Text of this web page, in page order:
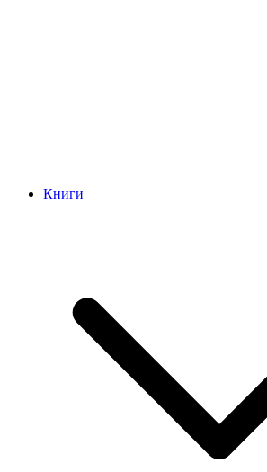
Книги